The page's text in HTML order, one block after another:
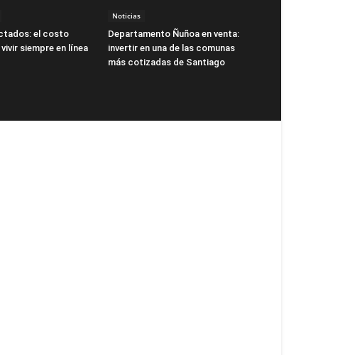
el costo
siempre en línea
Noticias
Departamento Ñuñoa en venta:
invertir en una de las comunas
más cotizadas de Santiago